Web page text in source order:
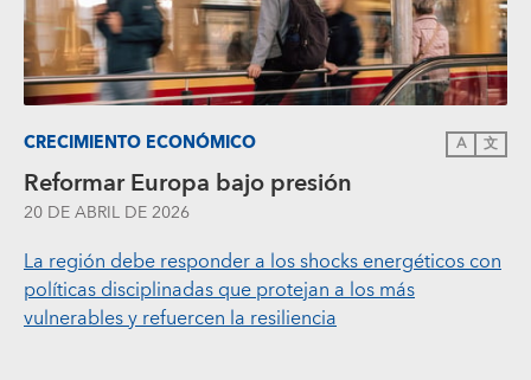
CRECIMIENTO ECONÓMICO A 文
Reformar Europa bajo presión
20 DE ABRIL DE 2026
La región debe responder a los shocks energéticos con
políticas disciplinadas que protejan a los más
vulnerables y refuercen la resiliencia